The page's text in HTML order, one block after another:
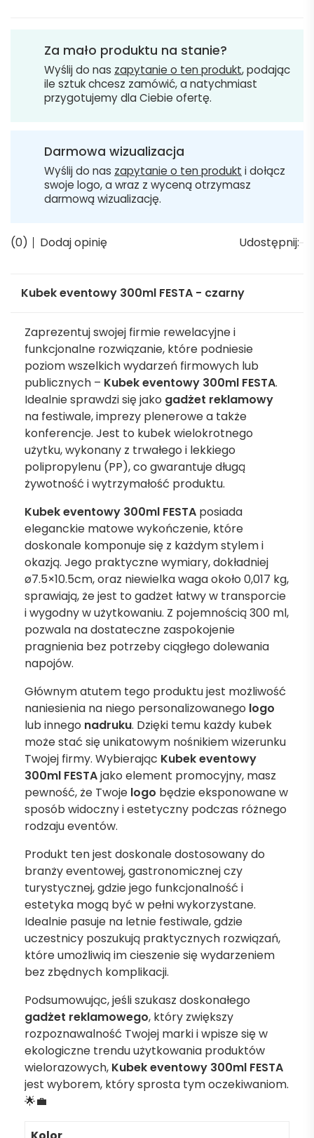
Za mało produktu na stanie?
Wyślij do nas zapytanie o ten produkt, podając
ile sztuk chcesz zamówić, a natychmiast
przygotujemy dla Ciebie ofertę.
Darmowa wizualizacja
Wyślij do nas zapytanie o ten produkt i dołącz
swoje logo, a wraz z wyceną otrzymasz
darmową wizualizację.
(0) Dodaj opinię Udostępnij:
Kubek eventowy 300ml FESTA - czarny
Zaprezentuj swojej firmie rewelacyjne i
funkcjonalne rozwiązanie, które podniesie
poziom wszelkich wydarzeń firmowych lub
publicznych – Kubek eventowy 300ml FESTA.
Idealnie sprawdzi się jako gadżet reklamowy
na festiwale, imprezy plenerowe a także
konferencje. Jest to kubek wielokrotnego
użytku, wykonany z trwałego i lekkiego
polipropylenu (PP), co gwarantuje długą
żywotność i wytrzymałość produktu.
Kubek eventowy 300ml FESTA posiada
eleganckie matowe wykończenie, które
doskonale komponuje się z każdym stylem i
okazją. Jego praktyczne wymiary, dokładniej
ø7.5×10.5cm, oraz niewielka waga około 0,017 kg,
sprawiają, że jest to gadżet łatwy w transporcie
i wygodny w użytkowaniu. Z pojemnością 300 ml,
pozwala na dostateczne zaspokojenie
pragnienia bez potrzeby ciągłego dolewania
napojów.
Głównym atutem tego produktu jest możliwość
naniesienia na niego personalizowanego logo
lub innego nadruku. Dzięki temu każdy kubek
może stać się unikatowym nośnikiem wizerunku
Twojej firmy. Wybierając Kubek eventowy
300ml FESTAjako element promocyjny, masz
pewność, że Twoje logo będzie eksponowane w
sposób widoczny i estetyczny podczas różnego
rodzaju eventów.
Produkt ten jest doskonale dostosowany do
branży eventowej, gastronomicznej czy
turystycznej, gdzie jego funkcjonalność i
estetyka mogą być w pełni wykorzystane.
Idealnie pasuje na letnie festiwale, gdzie
uczestnicy poszukują praktycznych rozwiązań,
które umożliwią im cieszenie się wydarzeniem
bez zbędnych komplikacji.
Podsumowując, jeśli szukasz doskonałego
gadżet reklamowego, który zwiększy
rozpoznawalność Twojej marki i wpisze się w
ekologiczne trendu użytkowania produktów
wielorazowych, Kubek eventowy 300ml FESTA
jest wyborem, który sprosta tym oczekiwaniom.
🌟💼